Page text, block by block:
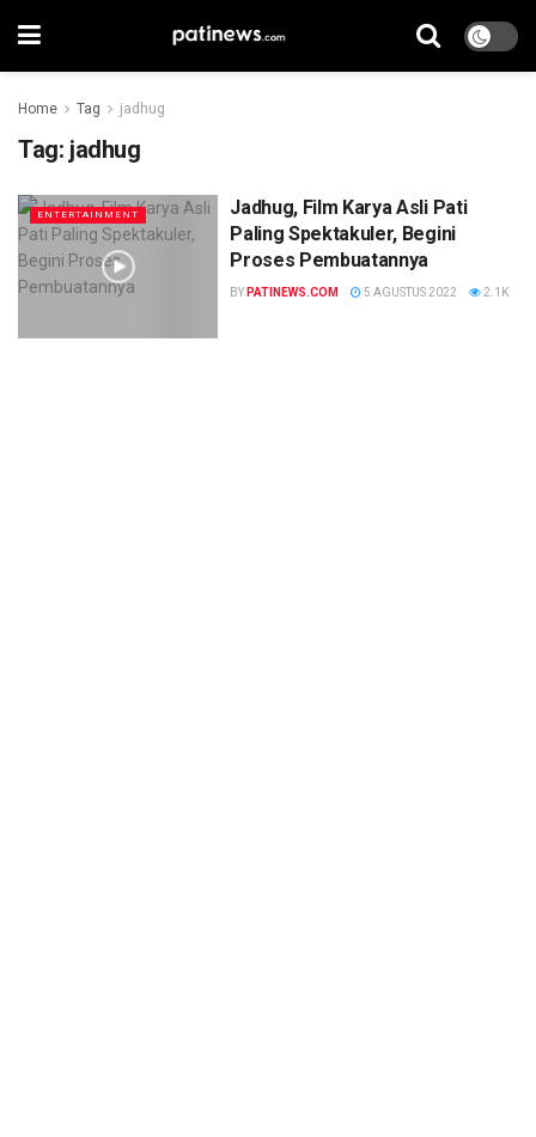
Home Tag jadhug
Tag: jadhug
ENTERTAINMENT
Jadhug, Film Karya Asli Pati
Paling Spektakuler, Begini
Proses Pembuatannya
BY PATINEWS.COM 5 AGUSTUS 2022 2.1K